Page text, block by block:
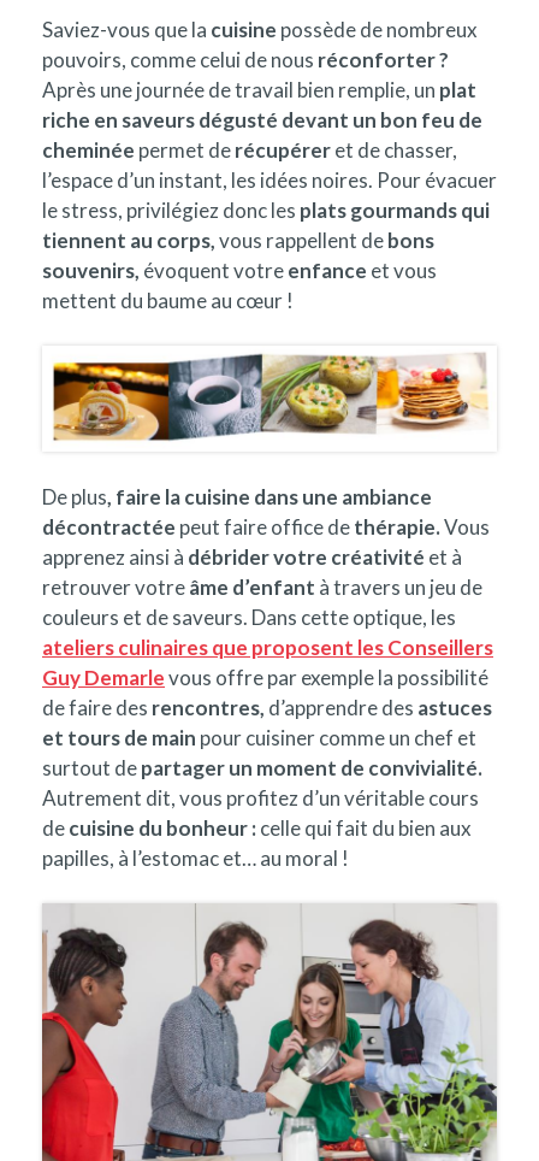
Saviez-vous que la cuisine possède de nombreux
pouvoirs, comme celui de nous réconforter ?
Après une journée de travail bien remplie, un plat
riche en saveurs dégusté devant un bon feu de
cheminée permet derécupéreret de chasser,
l’espace d’un instant, les idées noires. Pour évacuer
le stress, privilégiez donc les plats gourmands qui
tiennent au corps,vous rappellent debons
souvenirs, évoquent votreenfance et vous
mettent du baume au cœur !
De plus, faire la cuisine dans une ambiance
décontractée peut faire office dethérapie.Vous
apprenez ainsi à débrider votre créativité et à
retrouver votreâme d’enfant à travers un jeu de
couleurs et de saveurs. Dans cette optique, les
ateliers culinaires que proposent les Conseillers
Guy Demarlevous offre par exemple la possibilité
de faire des rencontres, d’apprendre des astuces
et tours de main pour cuisiner comme un chef et
surtout departager un moment de convivialité.
Autrement dit, vous profitez d’un véritable cours
decuisine du bonheur :celle qui fait du bien aux
papilles, à l’estomac et… au moral !